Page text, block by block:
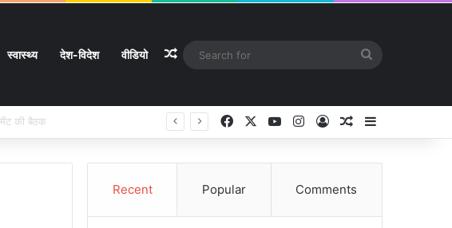
स्वास्थ्य देश-विदेश वीडियो Random Article
Facebook YouTubeInstagram
Log InRandom Article
Recent Popular Comments